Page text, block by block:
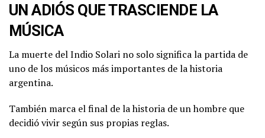
UN ADIÓS QUE TRASCIENDE LA
MÚSICA
La muerte del Indio Solari no solo significa la partida de
uno de los músicos más importantes de la historia
argentina.
También marca el final de la historia de un hombre que
decidió vivir según sus propias reglas.